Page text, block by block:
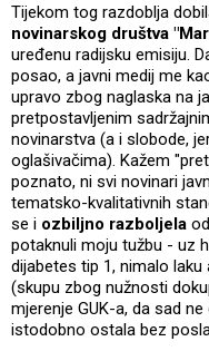
Tijekom tog razdoblja
novinarskog društva
uređenu radijsku emisiju.
posao, a javni medij me
upravo zbog naglaska na
pretpostavljenim
novinarstva (a i slobode,
oglašivačima). Kažem
poznato, ni svi novinari
tematsko-kvalitativnih
se i ozbiljno razboljela
potaknuli moju tužbu - uz
dijabetes tip 1, nimalo
(skupu zbog nužnosti
mjerenje GUK-a, da sad
istodobno ostala bez